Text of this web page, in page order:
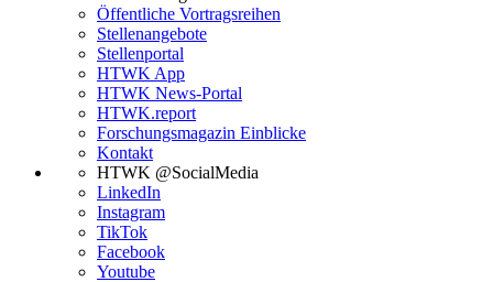
Öffentliche Vortragsreihen
Stellenangebote
Stellenportal
HTWK App
HTWK News-Portal
HTWK.report
Forschungsmagazin Einblicke
Kontakt
HTWK @SocialMedia
LinkedIn
Instagram
TikTok
Facebook
Youtube